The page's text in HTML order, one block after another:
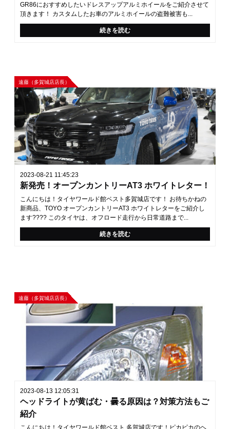
GR86におすすめしたいドレスアップアルミホイールをご紹介させて
頂きます！ カスタムしたお車のアルミホイールの盗難被害も...
続きを読む
遠藤（多賀城店店長）
2023-08-21 11:45:23
新発売！オープンカントリーAT3 ホワイトレター！
こんにちは！タイヤワールド館ベスト多賀城店です！ お待ちかねの
新商品、TOYO オープンカントリーAT3 ホワイトレターをご紹介し
ます???? このタイヤは、オフロード走行から日常道路まで...
続きを読む
遠藤（多賀城店店長）
2023-08-13 12:05:31
ヘッドライトが黄ばむ・曇る原因は？対策方法もご
紹介
こんにちは！タイヤワールド館ベスト 多賀城店です！ピカピカのヘ